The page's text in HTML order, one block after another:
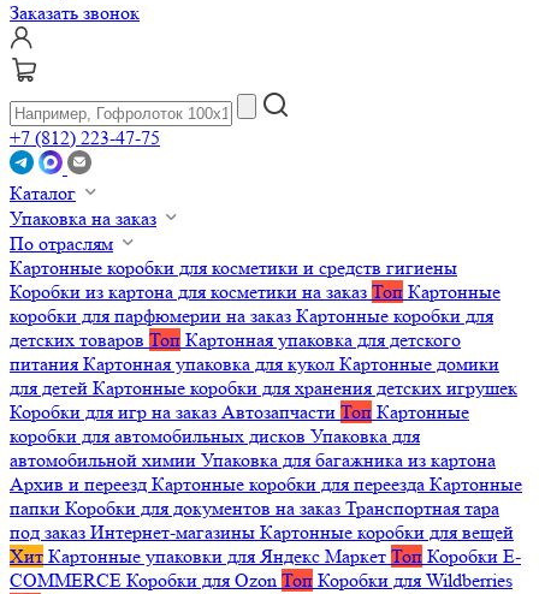
Заказать звонок
+7 (812) 223-47-75
Каталог
Упаковка на заказ
По отраслям
Картонные коробки для косметики и средств гигиены
Коробки из картона для косметики на заказ Топ Картонные
коробки для парфюмерии на заказ Картонные коробки для
детских товаров Топ Картонная упаковка для детского
питания Картонная упаковка для кукол Картонные домики
для детей Картонные коробки для хранения детских игрушек
Коробки для игр на заказ Автозапчасти Топ Картонные
коробки для автомобильных дисков Упаковка для
автомобильной химии Упаковка для багажника из картона
Архив и переезд Картонные коробки для переезда Картонные
папки Коробки для документов на заказ Транспортная тара
под заказ Интернет-магазины Картонные коробки для вещей
Хит Картонные упаковки для Яндекс Маркет Топ Коробки E-
COMMERCE Коробки для Ozon Топ Коробки для Wildberries